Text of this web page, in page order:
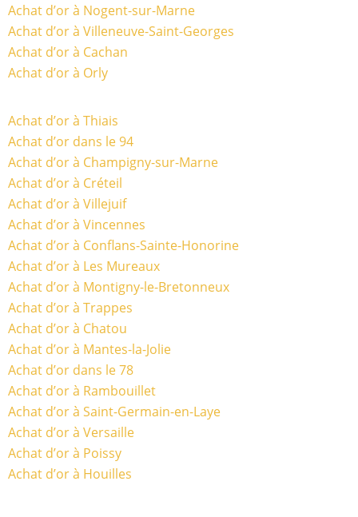
Achat d’or à Nogent-sur-Marne
Achat d’or à Villeneuve-Saint-Georges
Achat d’or à Cachan
Achat d’or à Orly
Achat d’or à Thiais
Achat d’or dans le 94
Achat d’or à Champigny-sur-Marne
Achat d’or à Créteil
Achat d’or à Villejuif
Achat d’or à Vincennes
Achat d’or à Conflans-Sainte-Honorine
Achat d’or à Les Mureaux
Achat d’or à Montigny-le-Bretonneux
Achat d’or à Trappes
Achat d’or à Chatou
Achat d’or à Mantes-la-Jolie
Achat d’or dans le 78
Achat d’or à Rambouillet
Achat d’or à Saint-Germain-en-Laye
Achat d’or à Versaille
Achat d’or à Poissy
Achat d’or à Houilles